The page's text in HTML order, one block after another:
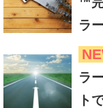
ラ
ラ
ト